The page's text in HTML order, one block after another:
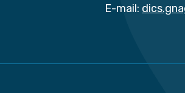
E-mail: